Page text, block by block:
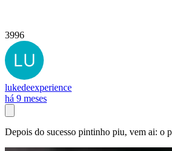
3996
lukedeexperience
há 9 meses
Depois do sucesso pintinho piu, vem ai: o